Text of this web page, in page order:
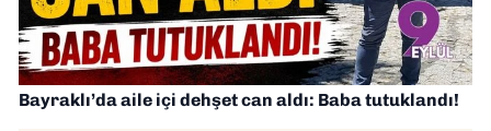
Bayraklı’da aile içi dehşet can aldı: Baba tutuklandı!